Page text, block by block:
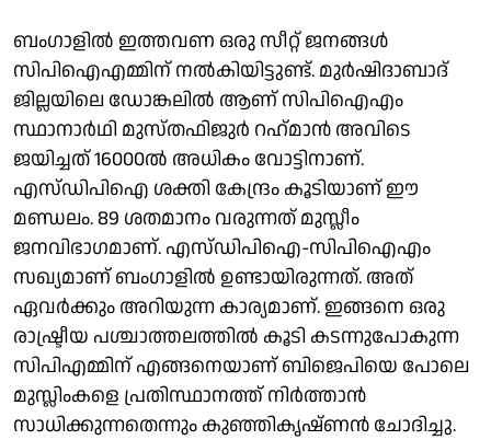
ബംഗാളില്‍ ഇത്തവണ ഒരു സീറ്റ് ജനങ്ങള്‍
സിപിഐഎമ്മിന് നല്‍കിയിട്ടുണ്ട്. മുര്‍ഷിദാബാദ്
ജില്ലയിലെ ഡോങ്കലില്‍ ആണ് സിപിഐഎം
സ്ഥാനാര്‍ഥി മുസ്തഫിജുര്‍ റഹ്‌മാന്‍ അവിടെ
ജയിച്ചത് 16000ല്‍ അധികം വോട്ടിനാണ്.
എസ്ഡിപിഐ ശക്തി കേന്ദ്രം കൂടിയാണ് ഈ
മണ്ഡലം. 89 ശതമാനം വരുന്നത് മുസ്ലീം
ജനവിഭാഗമാണ്. എസ്ഡിപിഐ-സിപിഐഎം
സഖ്യമാണ് ബംഗാളില്‍ ഉണ്ടായിരുന്നത്. അത്
ഏവര്‍ക്കും അറിയുന്ന കാര്യമാണ്. ഇങ്ങനെ ഒരു
രാഷ്ട്രീയ പശ്ചാത്തലത്തില്‍ കൂടി കടന്നുപോകുന്ന
സിപിഎമ്മിന് എങ്ങനെയാണ് ബിജെപിയെ പോലെ
മുസ്ലിംകളെ പ്രതിസ്ഥാനത്ത് നിര്‍ത്താന്‍
സാധിക്കുന്നതെന്നും കുഞ്ഞികൃഷ്ണന്‍ ചോദിച്ചു.